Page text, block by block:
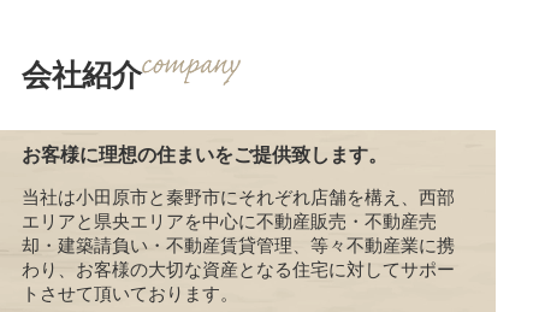
会社紹介
お客様に理想の住まいをご提供致します。
当社は小田原市と秦野市にそれぞれ店舗を構え、西部
エリアと県央エリアを中心に不動産販売・不動産売
却・建築請負い・不動産賃貸管理、等々不動産業に携
わり、お客様の大切な資産となる住宅に対してサポー
トさせて頂いております。